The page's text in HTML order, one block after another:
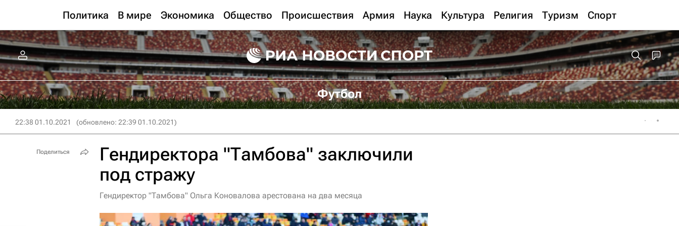
Политика В мире Экономика Общество Происшествия Армия Наука Культура Религия Туризм Спорт
Футбол
22:38 01.10.2021 (обновлено: 22:39 01.10.2021)
Гендиректора "Тамбова" заключили
под стражу
Гендиректор "Тамбова" Ольга Коновалова арестована на два месяца
Поделиться